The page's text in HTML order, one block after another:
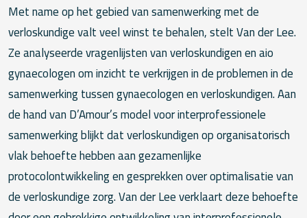
Met name op het gebied van samenwerking met de
verloskundige valt veel winst te behalen, stelt Van der Lee.
Ze analyseerde vragenlijsten van verloskundigen en aio
gynaecologen om inzicht te verkrijgen in de problemen in de
samenwerking tussen gynaecologen en verloskundigen. Aan
de hand van D’Amour’s model voor interprofessionele
samenwerking blijkt dat verloskundigen op organisatorisch
vlak behoefte hebben aan gezamenlijke
protocolontwikkeling en gesprekken over optimalisatie van
de verloskundige zorg. Van der Lee verklaart deze behoefte